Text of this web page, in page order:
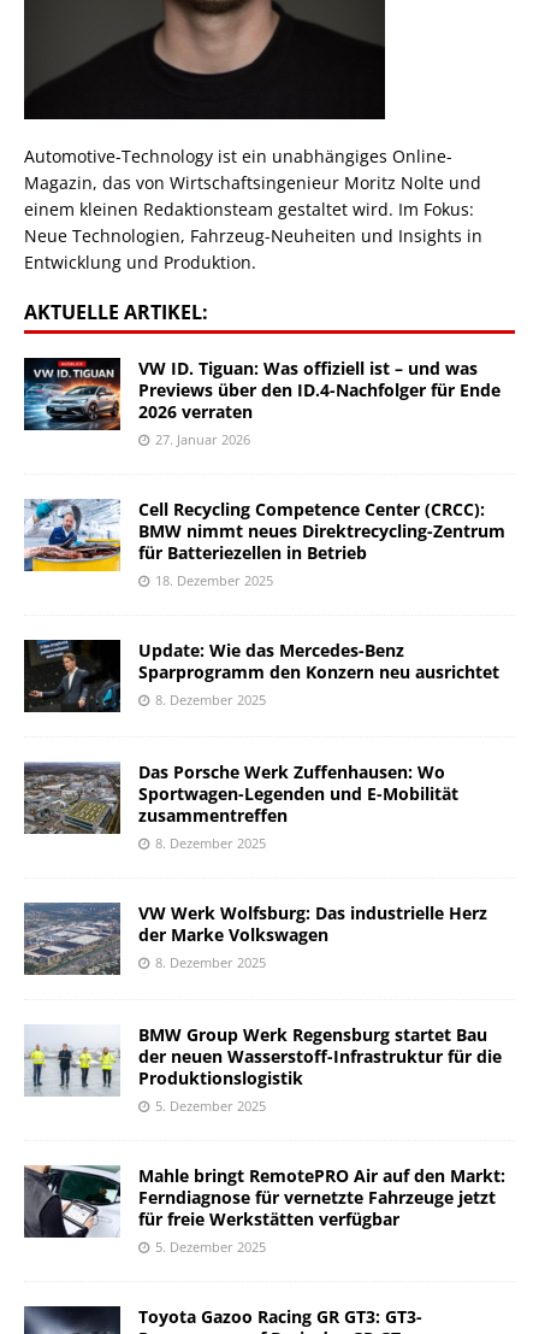
Automotive-Technology ist ein unabhängiges Online-
Magazin, das von Wirtschaftsingenieur Moritz Nolte und
einem kleinen Redaktionsteam gestaltet wird. Im Fokus:
Neue Technologien, Fahrzeug-Neuheiten und Insights in
Entwicklung und Produktion.
AKTUELLE ARTIKEL:
VW ID. Tiguan: Was offiziell ist – und was
Previews über den ID.4-Nachfolger für Ende
2026 verraten
27. Januar 2026
Cell Recycling Competence Center (CRCC):
BMW nimmt neues Direktrecycling-Zentrum
für Batteriezellen in Betrieb
18. Dezember 2025
Update: Wie das Mercedes-Benz
Sparprogramm den Konzern neu ausrichtet
8. Dezember 2025
Das Porsche Werk Zuffenhausen: Wo
Sportwagen-Legenden und E-Mobilität
zusammentreffen
8. Dezember 2025
VW Werk Wolfsburg: Das industrielle Herz
der Marke Volkswagen
8. Dezember 2025
BMW Group Werk Regensburg startet Bau
der neuen Wasserstoff-Infrastruktur für die
Produktionslogistik
5. Dezember 2025
Mahle bringt RemotePRO Air auf den Markt:
Ferndiagnose für vernetzte Fahrzeuge jetzt
für freie Werkstätten verfügbar
5. Dezember 2025
Toyota Gazoo Racing GR GT3: GT3-